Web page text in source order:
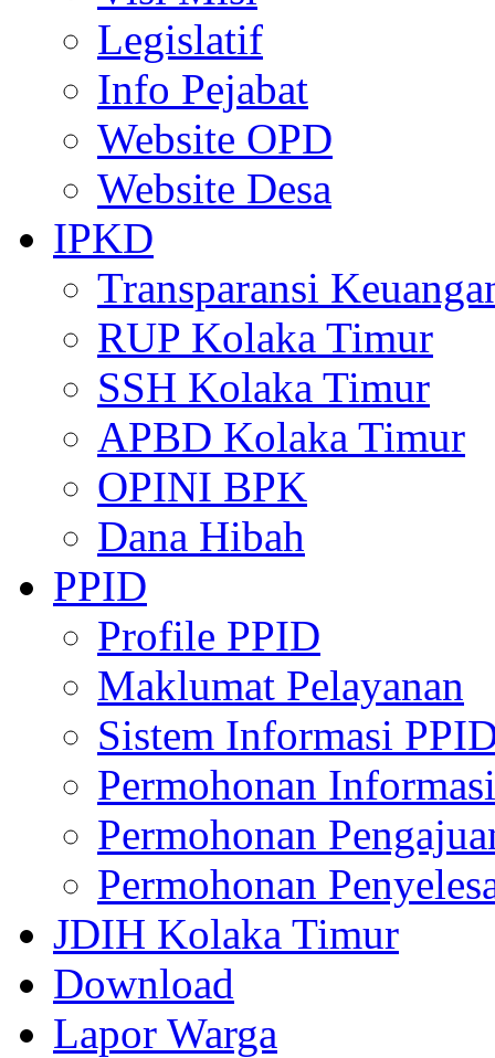
Legislatif
Info Pejabat
Website OPD
Website Desa
IPKD
Transparansi
RUP Kolaka Timur
SSH Kolaka Timur
APBD Kolaka Timur
OPINI BPK
Dana Hibah
PPID
Profile PPID
Maklumat Pelayanan
Sistem Informasi
Permohonan
Permohonan
Permohonan
JDIH Kolaka Timur
Download
Lapor Warga